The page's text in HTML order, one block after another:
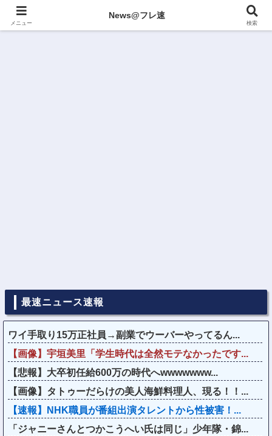
最速ニュース速報
ワイ手取り15万正社員→副業でウーバーやってるん...
【画像】宇垣美里「学生時代は全然モテなかったです...
【悲報】大卒初任給600万の時代へwwwwwww...
【画像】タトゥーだらけの美人海鮮料理人、現る！！...
【速報】NHK職員が番組出演タレントから性被害！...
「ジャニーさんとつかこうへい氏は同じ」少年隊・錦...
メニュー
News@フレ速
検索